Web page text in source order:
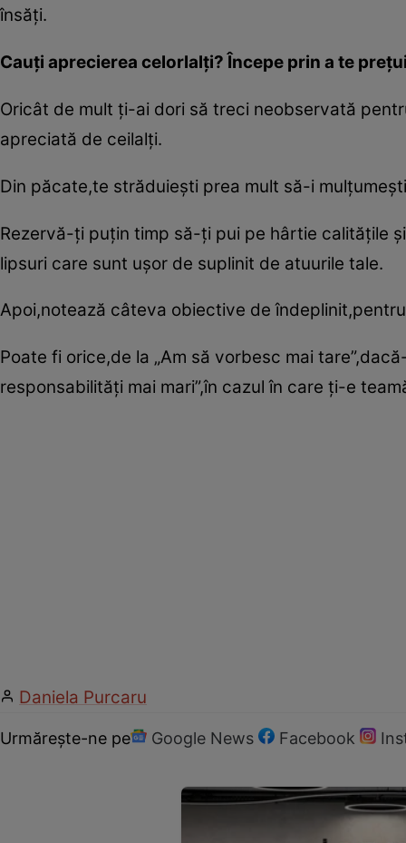
însăţi.
Cauţi aprecierea celorlalţi? Începe prin a te
Oricât de mult ţi-ai dori să treci neobservată
apreciată de ceilalţi.
Din păcate,te străduieşti prea mult să-i
Rezervă-ţi puţin timp să-ţi pui pe hârtie calităţile
lipsuri care sunt uşor de suplinit de atuurile tale.
Apoi,notează câteva obiective de
Poate fi orice,de la „Am să vorbesc mai
responsabilităţi mai mari”,în cazul în care ţi-e
Daniela Purcaru
Urmărește-ne pe Google News Facebook